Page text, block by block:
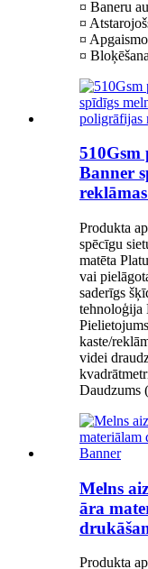
¤ Baneru
¤
¤
¤
510Gsm
Banner
Produkta
spēcīgu
matēta
vai
saderīgs
tehnoloģija
kaste/
videi
Daudzums
Melns
āra
Produkta